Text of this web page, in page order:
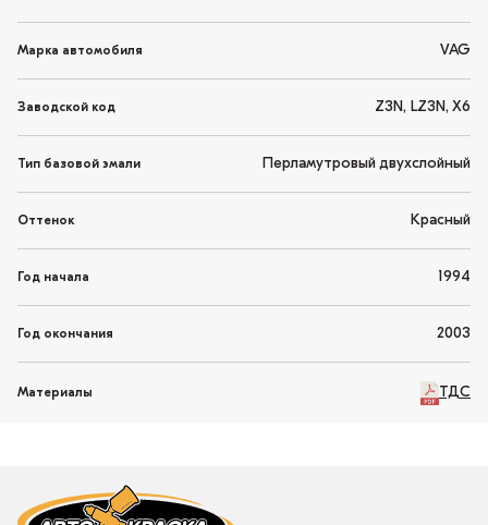
Марка автомобиля VAG
Заводской код Z3N, LZ3N, X6
Тип базовой эмали Перламутровый двухслойный
Оттенок Красный
Год начала 1994
Год окончания 2003
Материалы ТДС